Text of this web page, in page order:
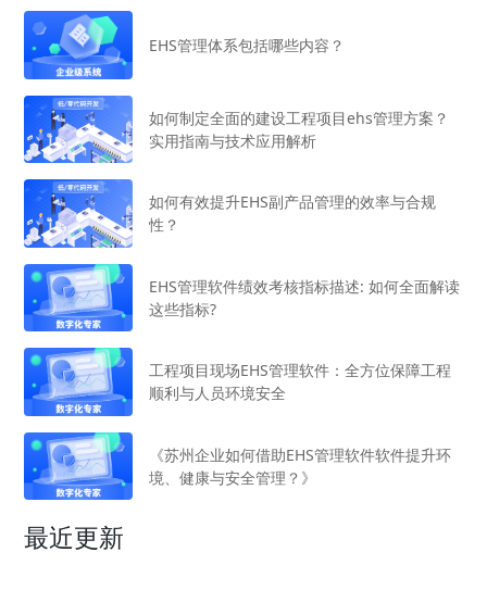
EHS管理体系包括哪些内容？
如何制定全面的建设工程项目ehs管理方案？
实用指南与技术应用解析
如何有效提升EHS副产品管理的效率与合规
性？
EHS管理软件绩效考核指标描述: 如何全面解读
这些指标?
工程项目现场EHS管理软件：全方位保障工程
顺利与人员环境安全
《苏州企业如何借助EHS管理软件软件提升环
境、健康与安全管理？》
最近更新